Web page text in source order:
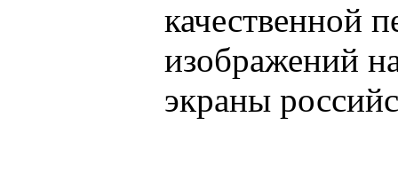
качественной
изображений
экраны